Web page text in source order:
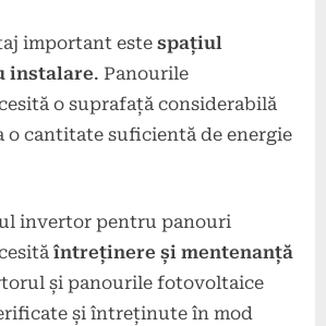
important este spațiul
instalare. Panourile
o suprafață considerabilă
o cantitate suficientă de energie
invertor pentru panouri
întreținere și mentenanță
și panourile fotovoltaice
și întreținute în mod